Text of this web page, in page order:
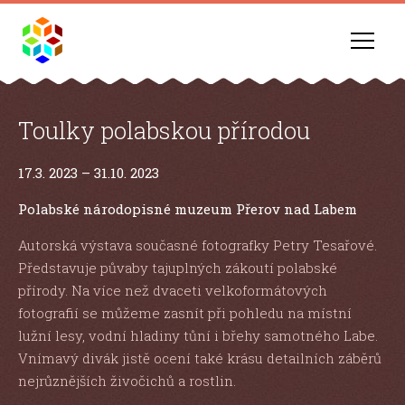
Toulky polabskou přírodou
17.3. 2023 – 31.10. 2023
Polabské národopisné muzeum Přerov nad Labem
Autorská výstava současné fotografky Petry Tesařové.
Představuje půvaby tajuplných zákoutí polabské
přírody. Na více než dvaceti velkoformátových
fotografií se můžeme zasnít při pohledu na místní
lužní lesy, vodní hladiny tůní i břehy samotného Labe.
Vnímavý divák jistě ocení také krásu detailních záběrů
nejrůznějších živočichů a rostlin.